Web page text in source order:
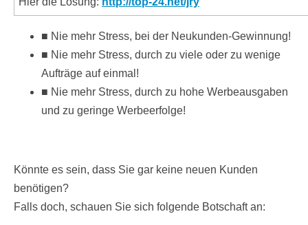
■ Nie mehr Stress, bei der Neukunden-Gewinnung!
■ Nie mehr Stress, durch zu viele oder zu wenige
Aufträge auf einmal!
■ Nie mehr Stress, durch zu hohe Werbeausgaben
und zu geringe Werbeerfolge!
Könnte es sein, dass Sie gar keine neuen Kunden
benötigen?
Falls doch, schauen Sie sich folgende Botschaft an: